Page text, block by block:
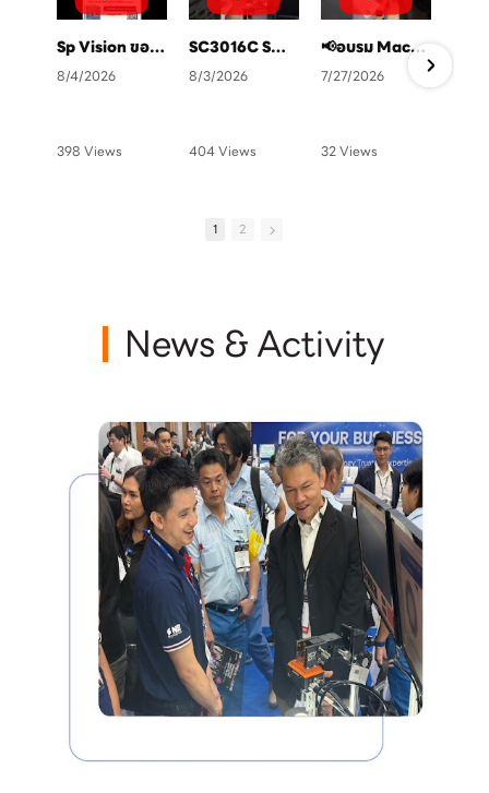
Sp Vision ขอเชิญทุกท่านเข้าร่วมอบรมฟรี แสกนคิวอาโค้ดลงทะเบียนได้เลยครับ
8/4/2026
398 Views
SC3016C SmartCamara ยกระดับการตรวจสอบคุณภาพในสายการผลิต
8/3/2026
404 Views
📢อบรม Machine Vision ฟรี ที่ SP Vision ทุกๆสิ้นเดือน จัดเต็ม 4 หลักสูตร💻✨👨🏻‍🏫
7/27/2026
32 Views
1 2
News & Activity